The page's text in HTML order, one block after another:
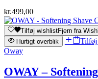
kr.499,00
Tilføj wishlistFjern fra
Hurtigt overblik
Oway
OWAY –